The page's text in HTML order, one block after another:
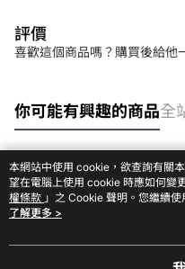
評價
喜歡這個商品嗎？購買後給他
你可能有興趣的商品全
熱門標籤
本網站中使用 cookie，欲查詢有關
望在電腦上使用 cookie 時應如何變
權條款 」之 Cookie 聲明。您繼續
用條款之 Cookie 聲明使用 cookie。
了解更多 >